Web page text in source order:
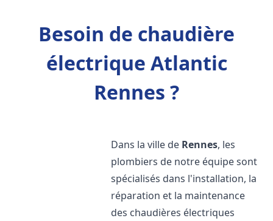
Besoin de chaudière
électrique Atlantic
Rennes ?
Dans la ville de Rennes, les
plombiers de notre équipe sont
spécialisés dans l'installation, la
réparation et la maintenance
des chaudières électriques